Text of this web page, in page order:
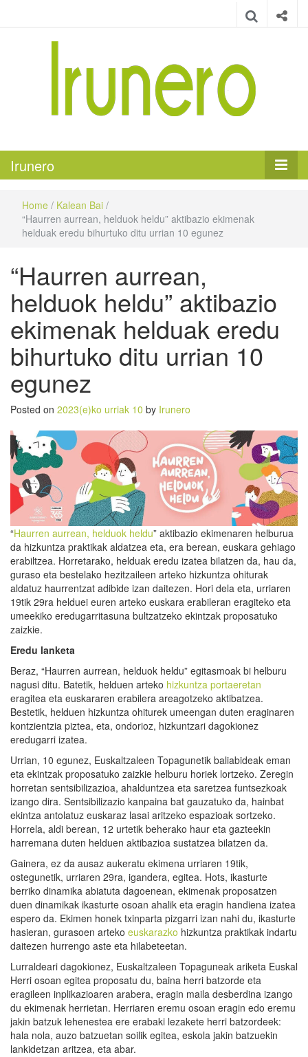
Irunero
Home / Kalean Bai /
“Haurren aurrean, helduok heldu” aktibazio ekimenak
helduak eredu bihurtuko ditu urrian 10 egunez
“Haurren aurrean,
helduok heldu” aktibazio
ekimenak helduak eredu
bihurtuko ditu urrian 10
egunez
Posted on 2023(e)ko urriak 10 by Irunero
“Haurren aurrean, helduok heldu” aktibazio ekimenaren helburua
da hizkuntza praktikak aldatzea eta, era berean, euskara gehiago
erabiltzea. Horretarako, helduak eredu izatea bilatzen da, hau da,
guraso eta bestelako hezitzaileen arteko hizkuntza ohiturak
aldatuz haurrentzat adibide izan daitezen. Hori dela eta, urriaren
19tik 29ra helduei euren arteko euskara erabileran eragiteko eta
umeekiko eredugarritasuna bultzatzeko ekintzak proposatuko
zaizkie.
Eredu lanketa
Beraz, “Haurren aurrean, helduok heldu” egitasmoak bi helburu
nagusi ditu. Batetik, helduen arteko hizkuntza portaeretan
eragitea eta euskararen erabilera areagotzeko aktibatzea.
Bestetik, helduen hizkuntza ohiturek umeengan duten eraginaren
kontzientzia piztea, eta, ondorioz, hizkuntzari dagokionez
eredugarri izatea.
Urrian, 10 egunez, Euskaltzaleen Topagunetik baliabideak eman
eta ekintzak proposatuko zaizkie helburu horiek lortzeko. Zeregin
horretan sentsibilizazioa, ahalduntzea eta saretzea funtsezkoak
izango dira. Sentsibilizazio kanpaina bat gauzatuko da, hainbat
ekintza antolatuz euskaraz lasai aritzeko espazioak sortzeko.
Horrela, aldi berean, 12 urtetik beherako haur eta gazteekin
harremana duten helduen aktibazioa sustatzea bilatzen da.
Gainera, ez da ausaz aukeratu ekimena urriaren 19tik,
ostegunetik, urriaren 29ra, igandera, egitea. Hots, ikasturte
berriko dinamika abiatuta dagoenean, ekimenak proposatzen
duen dinamikak ikasturte osoan ahalik eta eragin handiena izatea
espero da. Ekimen honek txinparta pizgarri izan nahi du, ikasturte
hasieran, gurasoen arteko euskarazko hizkuntza praktikak indartu
daitezen hurrengo aste eta hilabeteetan.
Lurraldeari dagokionez, Euskaltzaleen Topaguneak ariketa Euskal
Herri osoan egitea proposatu du, baina herri batzorde eta
eragileen inplikazioaren arabera, eragin maila desberdina izango
du ekimenak herrietan. Herriaren eremu osoan eragin edo eremu
jakin batzuk lehenestea ere erabaki lezakete herri batzordeek:
hala nola, auzo batzuetan soilik egitea, eskola jakin batzuekin
lankidetzan aritzea, eta abar.